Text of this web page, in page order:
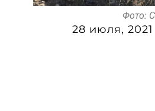
Фото:
28 июля, 2021